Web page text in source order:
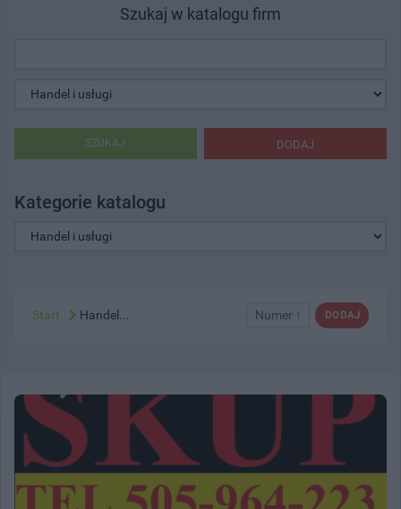
Szukaj w katalogu firm
DODAJ
SZUKAJ
Kategorie katalogu
DODAJ
Numer ↑
Start Handel...